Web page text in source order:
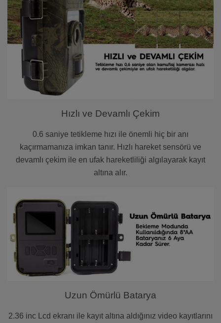
Hızlı ve Devamlı Çekim
0.6 saniye tetikleme hızı ile önemli hiç bir anı
kaçırmamanıza imkan tanır. Hızlı hareket sensörü ve
devamlı çekim ile en ufak hareketliliği algılayarak kayıt
altına alır.
Uzun Ömürlü Batarya
2.36 inc Lcd ekranı ile kayıt altına aldığınız video kayıtlarını